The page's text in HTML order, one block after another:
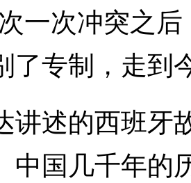
一次冲突之
了专制，走到
述的西班牙
中国几千年的